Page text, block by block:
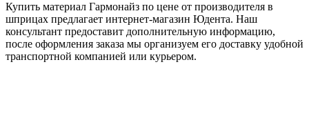
Купить материал Гармонайз по цене от производителя в
шприцах предлагает интернет-магазин Юдента. Наш
консультант предоставит дополнительную информацию,
после оформления заказа мы организуем его доставку удобной
транспортной компанией или курьером.